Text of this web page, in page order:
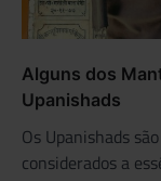
Alguns dos
Upanishads
Os Upanishads
considerados a